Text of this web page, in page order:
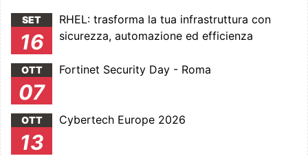
SET
16
RHEL: trasforma la tua infrastruttura con
sicurezza, automazione ed efficienza
OTT
07
Fortinet Security Day - Roma
OTT
13
Cybertech Europe 2026